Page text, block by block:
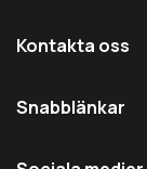
Kontakta oss
Snabblänkar